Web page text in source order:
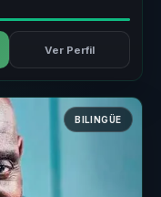
Ver Perfil
BILINGÜE